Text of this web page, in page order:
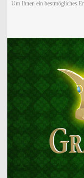
Um Ihnen ein bestmögliches